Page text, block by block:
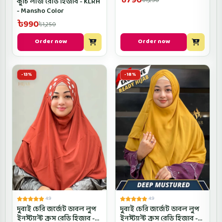
- Mansho Color
৳990৳1,250
Order now
Navy Blue Color
Order now
-13%
4.9
দুবাই চেরি জর্জেট ডাবল লুপ
ইনস্ট্যান্ট ক্রস রেডি হিজাব -
-18%
4.9
দুবাই চেরি জর্জেট ডাবল লুপ
ইনস্ট্যান্ট ক্রস রেডি হিজাব -